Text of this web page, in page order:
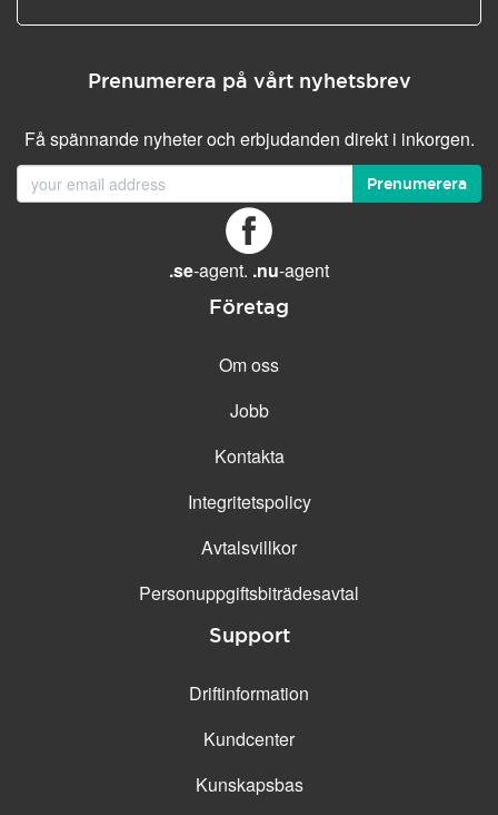
E-postfiltrering
Autosvar
Daglig säkerhetskopiering
telefonsupport
30 dagars kostnadsfritt test
Prenumerera på vårt nyhetsbrev
Få spännande nyheter och erbjudanden direkt i inkorgen.
Prenumerera
.se-agent. .nu-agent
Företag
Om oss
Jobb
Kontakta
Integritetspolicy
Avtalsvillkor
Personuppgifts­biträdesavtal
Support
Driftinformation
Kundcenter
Kunskapsbas